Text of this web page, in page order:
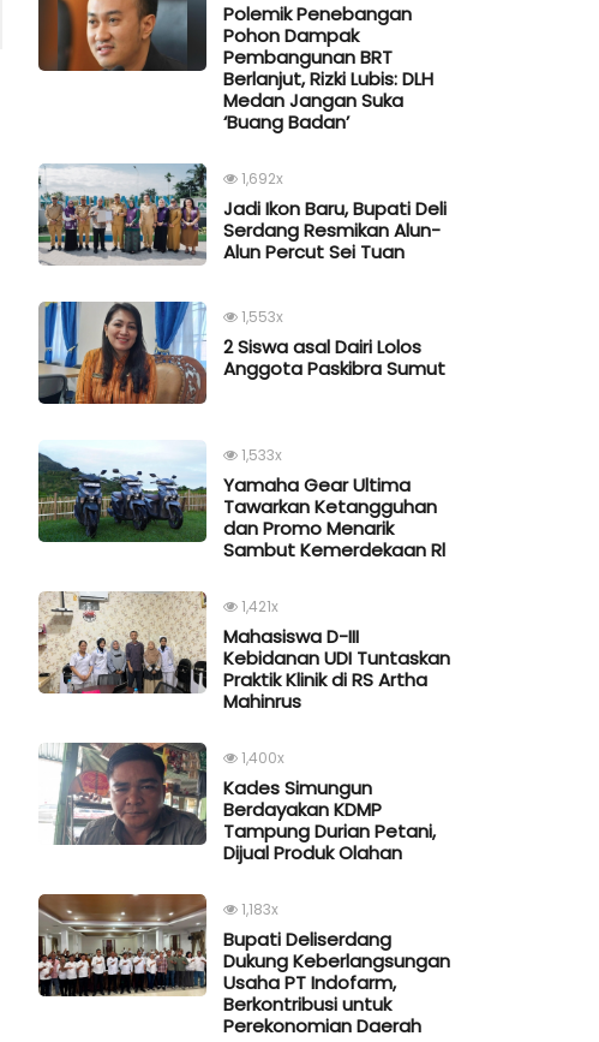
Polemik Penebangan
Pohon Dampak
Pembangunan BRT
Berlanjut, Rizki Lubis: DLH
Medan Jangan Suka
‘Buang Badan’
1,692x
Jadi Ikon Baru, Bupati Deli
Serdang Resmikan Alun-
Alun Percut Sei Tuan
1,553x
2 Siswa asal Dairi Lolos
Anggota Paskibra Sumut
1,533x
Yamaha Gear Ultima
Tawarkan Ketangguhan
dan Promo Menarik
Sambut Kemerdekaan Rl
1,421x
Mahasiswa D-III
Kebidanan UDI Tuntaskan
Praktik Klinik di RS Artha
Mahinrus
1,400x
Kades Simungun
Berdayakan KDMP
Tampung Durian Petani,
Dijual Produk Olahan
1,183x
Bupati Deliserdang
Dukung Keberlangsungan
Usaha PT Indofarm,
Berkontribusi untuk
Perekonomian Daerah